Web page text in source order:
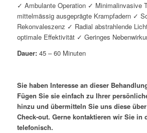
✓ Ambulante Operation ✓ Minimalinvasive
mittelmässig ausgeprägte Krampfadern ✓
Rekonvaleszenz ✓ Radial abstrahlende
optimale Effektivität ✓ Geringes
Dauer: 45 – 60 Minuten
Sie haben Interesse an dieser
Fügen Sie sie einfach zu Ihrer
hinzu und übermitteln Sie uns diese
Check-out. Gerne kontaktieren wir Sie in
telefonisch.